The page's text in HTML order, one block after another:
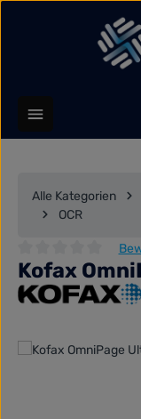
Zum Hauptinhalt
Alle Kategorien
OCR
Durchschnittliche
Kofax
Bildergalerie